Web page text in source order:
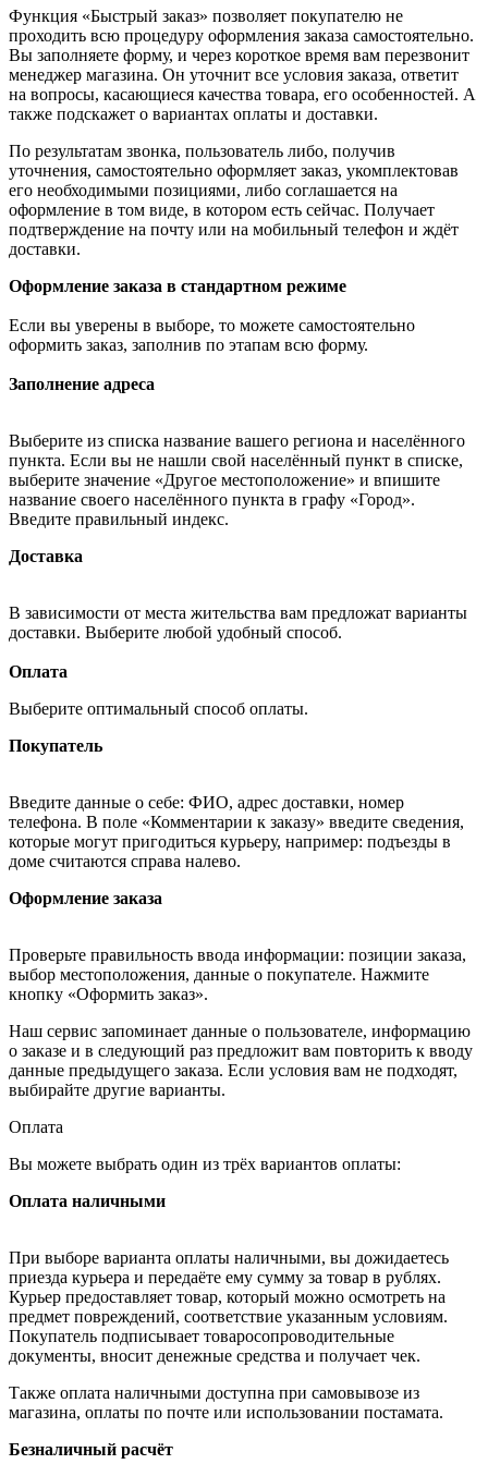
Функция «Быстрый заказ» позволяет покупателю не
проходить всю процедуру оформления заказа самостоятельно.
Вы заполняете форму, и через короткое время вам перезвонит
менеджер магазина. Он уточнит все условия заказа, ответит
на вопросы, касающиеся качества товара, его особенностей. А
также подскажет о вариантах оплаты и доставки.
По результатам звонка, пользователь либо, получив
уточнения, самостоятельно оформляет заказ, укомплектовав
его необходимыми позициями, либо соглашается на
оформление в том виде, в котором есть сейчас. Получает
подтверждение на почту или на мобильный телефон и ждёт
доставки.
Оформление заказа в стандартном режиме
Если вы уверены в выборе, то можете самостоятельно
оформить заказ, заполнив по этапам всю форму.
Заполнение адреса
Выберите из списка название вашего региона и населённого
пункта. Если вы не нашли свой населённый пункт в списке,
выберите значение «Другое местоположение» и впишите
название своего населённого пункта в графу «Город».
Введите правильный индекс.
Доставка
В зависимости от места жительства вам предложат варианты
доставки. Выберите любой удобный способ.
Оплата
Выберите оптимальный способ оплаты.
Покупатель
Введите данные о себе: ФИО, адрес доставки, номер
телефона. В поле «Комментарии к заказу» введите сведения,
которые могут пригодиться курьеру, например: подъезды в
доме считаются справа налево.
Оформление заказа
Проверьте правильность ввода информации: позиции заказа,
выбор местоположения, данные о покупателе. Нажмите
кнопку «Оформить заказ».
Наш сервис запоминает данные о пользователе, информацию
о заказе и в следующий раз предложит вам повторить к вводу
данные предыдущего заказа. Если условия вам не подходят,
выбирайте другие варианты.
Оплата
Вы можете выбрать один из трёх вариантов оплаты:
Оплата наличными
При выборе варианта оплаты наличными, вы дожидаетесь
приезда курьера и передаёте ему сумму за товар в рублях.
Курьер предоставляет товар, который можно осмотреть на
предмет повреждений, соответствие указанным условиям.
Покупатель подписывает товаросопроводительные
документы, вносит денежные средства и получает чек.
Также оплата наличными доступна при самовывозе из
магазина, оплаты по почте или использовании постамата.
Безналичный расчёт